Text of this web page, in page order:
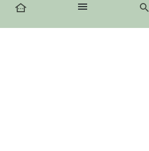
other_houses menu search
Informasjonskapsler
facebook